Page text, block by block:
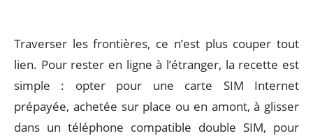
Traverser les frontières, ce n’est plus couper tout
lien. Pour rester en ligne à l’étranger, la recette est
simple : opter pour une carte SIM Internet
prépayée, achetée sur place ou en amont, à glisser
dans un téléphone compatible double SIM, pour